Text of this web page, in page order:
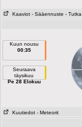
Kaaviot - Sääennuste - Tutka
Kuun nousu
00:35
Seuraava
täysikuu
Pe 28 Elokuu
Kuutiedot - Meteorit